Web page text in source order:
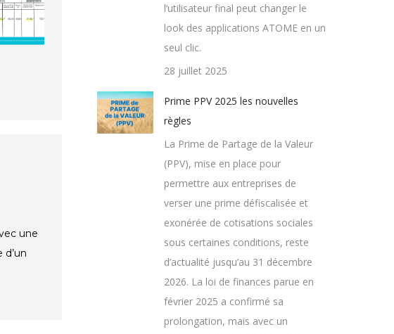
une
l’utilisateur final peut changer le
look des applications ATOME en un
seul clic.
28 juillet 2025
Prime PPV 2025 les nouvelles
règles
La Prime de Partage de la Valeur
(PPV), mise en place pour
permettre aux entreprises de
verser une prime défiscalisée et
exonérée de cotisations sociales
sous certaines conditions, reste
d’actualité jusqu’au 31 décembre
2026. La loi de finances parue en
février 2025 a confirmé sa
prolongation, mais avec un